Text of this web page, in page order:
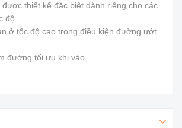
được thiết kế đặc biệt dành riêng cho các
độ.
ở tốc độ cao trong điều kiện đường ướt
đường tối ưu khi vào